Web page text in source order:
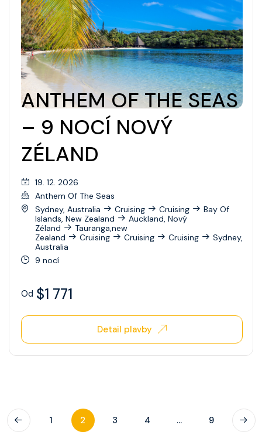
ANTHEM OF THE SEAS
– 9 NOCÍ NOVÝ
ZÉLAND
19. 12. 2026
Anthem Of The Seas
Sydney, Australia
Cruising Cruising
Bay Of
Islands, New Zealand
Auckland, Nový
Zéland
Tauranga,new
Zealand
Cruising Cruising Cruising
Sydney,
Australia
9 nocí
Od $1 771
Detail plavby
1 2 3 4 ... 9